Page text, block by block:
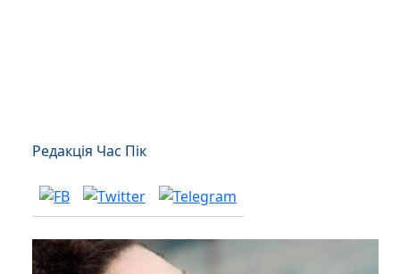
Редакція Час Пік